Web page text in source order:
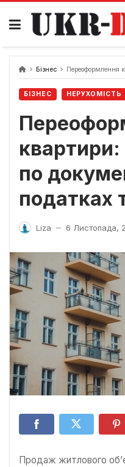
Перейти
вмісту
Бізнес Переоформлення
БІЗНЕС НЕРУХОМІСТЬ
квартири:
по
податках
Liza — 6 Листопада,
Продаж житлового